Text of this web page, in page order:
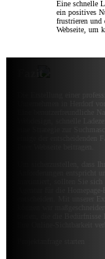
Eine schnelle
ein positives
frustrieren und
Webseite, um
Die Erstellung einer
Unternehmen in Herdorf
Eine benutzerfreundliche
Webdesign, schnelle
eine Strategie zur
einige der entscheidenden
Um sicherzustellen, dass
Anforderungen entspricht
maximiert, sollten Sie
Agentur für die
entscheiden. Mit unserer
können wir
bieten, die die